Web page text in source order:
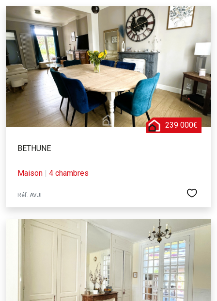
de son beffroi érigé en 1388, classé monument historique et
inscrit au patrimoine mondial de l'UNESCO. D'autres édifices
notables tels que la tour Saint-Ignace et l'église Saint-Vaast
contribuent à la richesse culturelle de la commune.
239 000€
BETHUNE
Maison | 4 chambres
Réf. AVJI